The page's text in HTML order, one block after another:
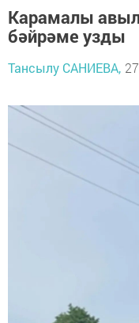
Карамалы
бәйрәме узды
Тансылу САНИЕВА,